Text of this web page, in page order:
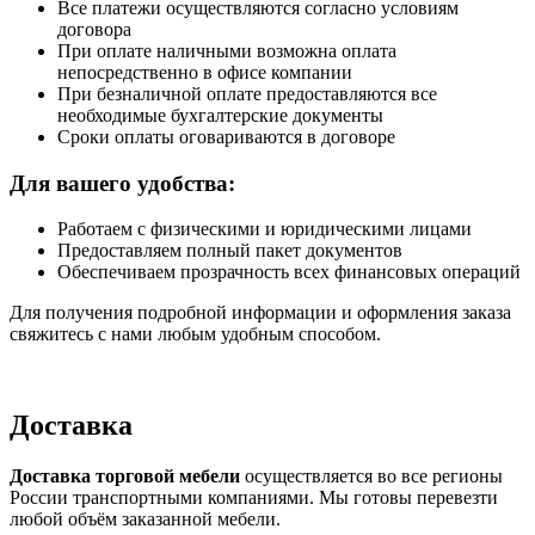
Все платежи осуществляются согласно условиям
договора
При оплате наличными возможна оплата
непосредственно в офисе компании
При безналичной оплате предоставляются все
необходимые бухгалтерские документы
Сроки оплаты оговариваются в договоре
Для вашего удобства:
Работаем с физическими и юридическими лицами
Предоставляем полный пакет документов
Обеспечиваем прозрачность всех финансовых операций
Для получения подробной информации и оформления заказа
свяжитесь с нами любым удобным способом.
Доставка
Доставка торговой мебели осуществляется во все регионы
России транспортными компаниями. Мы готовы перевезти
любой объём заказанной мебели.